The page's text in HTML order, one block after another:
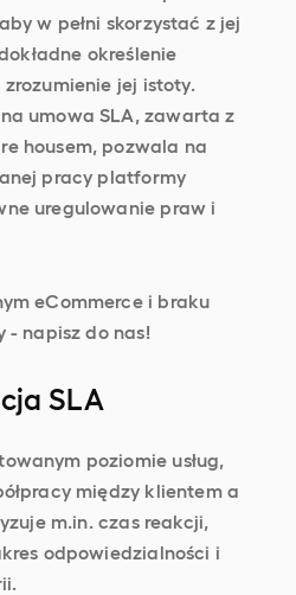
w pełni skorzystać z jej
określenie
jej istoty.
umowa SLA, zawarta z
housem, pozwala na
pracy platformy
uregulowanie praw i
eCommerce i braku
- napisz do nas!
SLA
poziomie usług,
między klientem a
m.in. czas reakcji,
odpowiedzialności i